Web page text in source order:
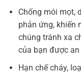
Chống mói mọt,
phản ứng, khiến
chúng tránh xa
của bạn được
Hạn chế cháy,